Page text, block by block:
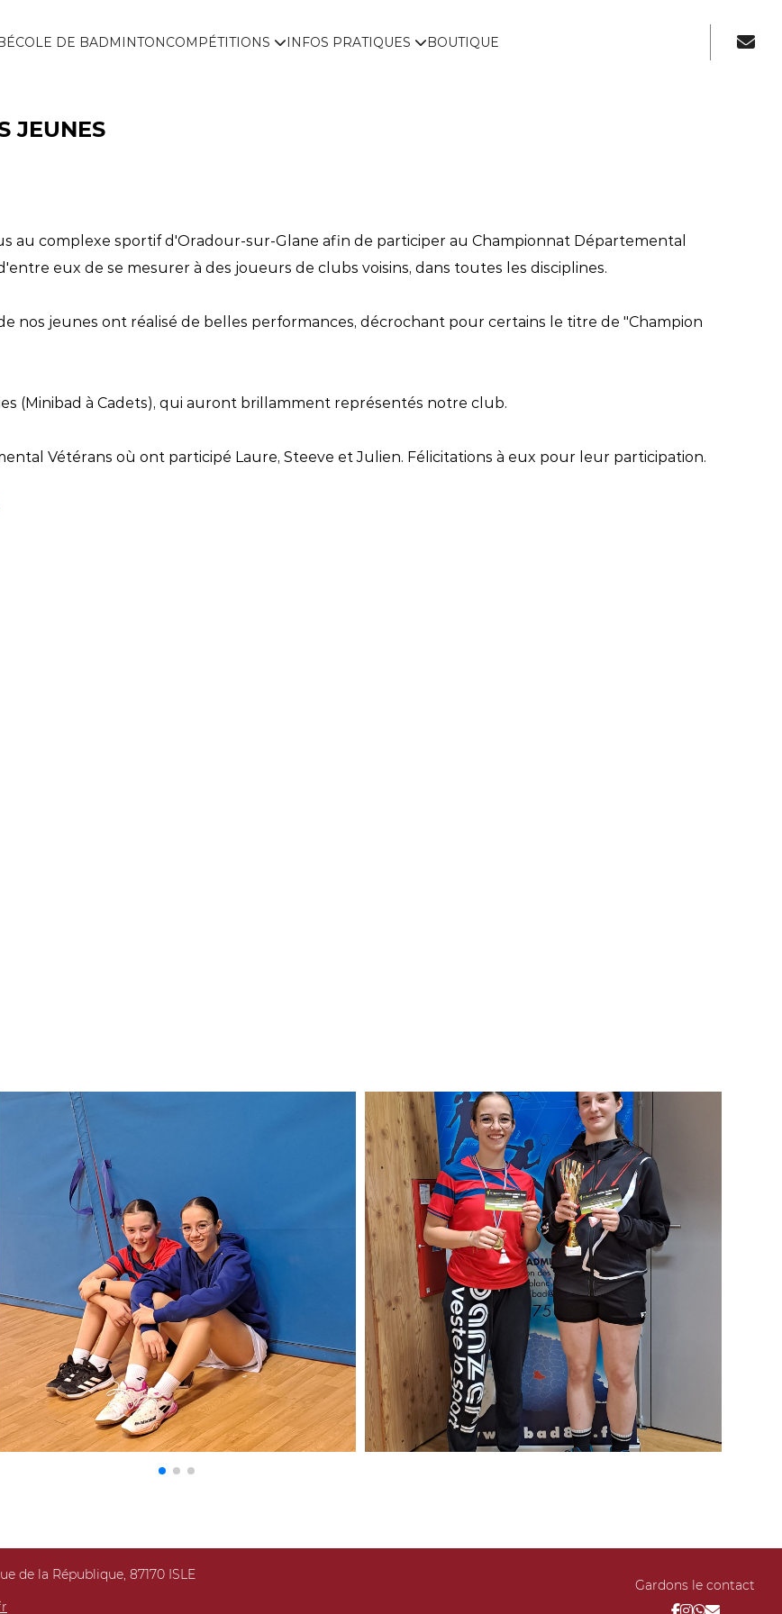
ÉCOLE DE BADMINTONCOMPÉTITIONS INFOS PRATIQUES BOUTIQUE
JEUNES
au complexe sportif d'Oradour-sur-Glane afin de participer au Championnat Départemental
eux de se mesurer à des joueurs de clubs voisins, dans toutes les disciplines.
nos jeunes ont réalisé de belles performances, décrochant pour certains le titre de "Champion
(Minibad à Cadets), qui auront brillamment représentés notre club.
Vétérans où ont participé Laure, Steeve et Julien. Félicitations à eux pour leur participation.
de la République, 87170 ISLE
Gardons le contact